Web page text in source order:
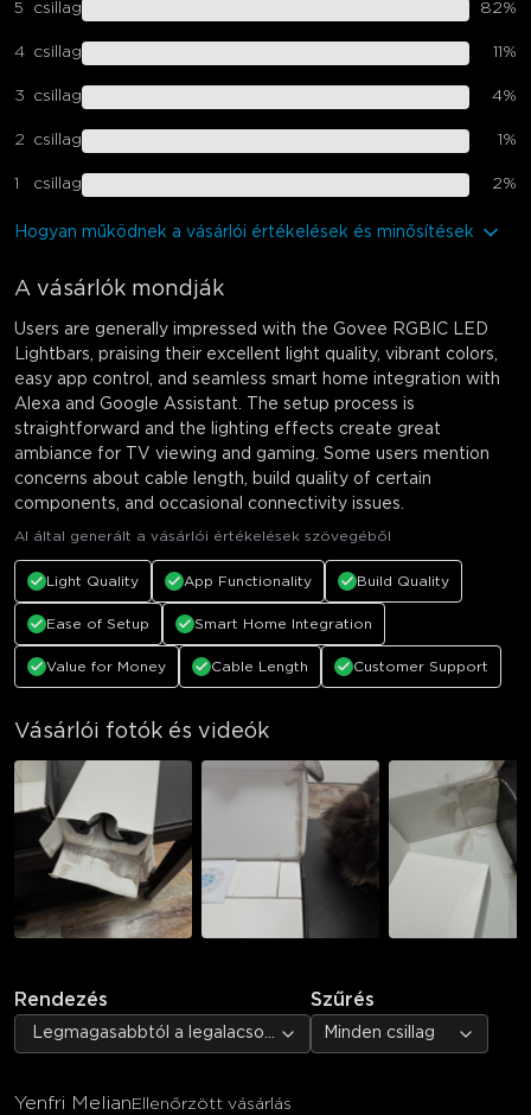
5 csillag 82%
4 csillag 11 %
3 csillag 4%
2 csillag 1 %
1 csillag 2%
Hogyan működnek a vásárlói értékelések és minősítések
A vásárlók mondják
Users are generally impressed with the Govee RGBIC LED
Lightbars, praising their excellent light quality, vibrant colors,
easy app control, and seamless smart home integration with
Alexa and Google Assistant. The setup process is
straightforward and the lighting effects create great
ambiance for TV viewing and gaming. Some users mention
concerns about cable length, build quality of certain
components, and occasional connectivity issues.
AI által generált a vásárlói értékelések szövegéből
Light Quality App Functionality Build Quality
Ease of Setup Smart Home Integration
Value for Money Cable Length Customer Support
Vásárlói fotók és videók
Rendezés
Legmagasabbtól a legalacsonyabb értékelésig
Szűrés
Minden csillag
Yenfri Melian Ellenőrzött vásárlás